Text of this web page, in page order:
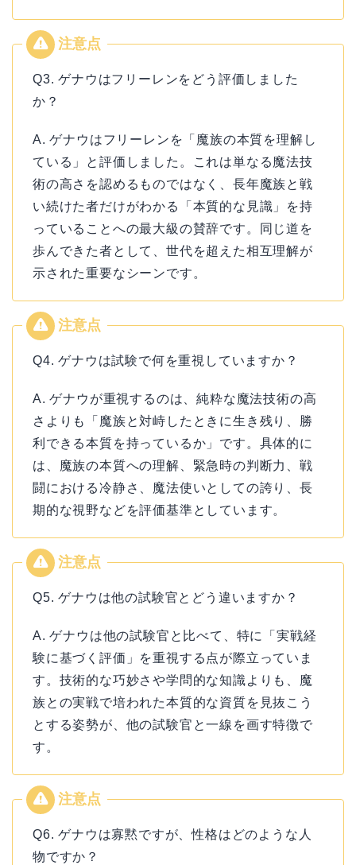
Q3. ゲナウはフリーレンをどう評価しました
か？
A. ゲナウはフリーレンを「魔族の本質を理解し
ている」と評価しました。これは単なる魔法技
術の高さを認めるものではなく、長年魔族と戦
い続けた者だけがわかる「本質的な見識」を持
っていることへの最大級の賛辞です。同じ道を
歩んできた者として、世代を超えた相互理解が
示された重要なシーンです。
Q4. ゲナウは試験で何を重視していますか？
A. ゲナウが重視するのは、純粋な魔法技術の高
さよりも「魔族と対峙したときに生き残り、勝
利できる本質を持っているか」です。具体的に
は、魔族の本質への理解、緊急時の判断力、戦
闘における冷静さ、魔法使いとしての誇り、長
期的な視野などを評価基準としています。
Q5. ゲナウは他の試験官とどう違いますか？
A. ゲナウは他の試験官と比べて、特に「実戦経
験に基づく評価」を重視する点が際立っていま
す。技術的な巧妙さや学問的な知識よりも、魔
族との実戦で培われた本質的な資質を見抜こう
とする姿勢が、他の試験官と一線を画す特徴で
す。
Q6. ゲナウは寡黙ですが、性格はどのような人
物ですか？